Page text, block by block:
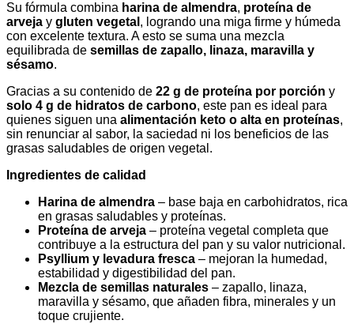
Su fórmula combina harina de almendra, proteína de
arveja y gluten vegetal , logrando una miga firme y húmeda
con excelente textura. A esto se suma una mezcla
equilibrada de semillas de zapallo, linaza, maravilla y
sésamo.
Gracias a su contenido de 22 g de proteína por porción y
solo 4 g de hidratos de carbono, este pan es ideal para
quienes siguen una alimentación keto o alta en proteínas,
sin renunciar al sabor, la saciedad ni los beneficios de las
grasas saludables de origen vegetal.
Ingredientes de calidad
Harina de almendra – base baja en carbohidratos, rica
en grasas saludables y proteínas.
Proteína de arveja – proteína vegetal completa que
contribuye a la estructura del pan y su valor nutricional.
Psyllium y levadura fresca – mejoran la humedad,
estabilidad y digestibilidad del pan.
Mezcla de semillas naturales – zapallo, linaza,
maravilla y sésamo, que añaden fibra, minerales y un
toque crujiente.